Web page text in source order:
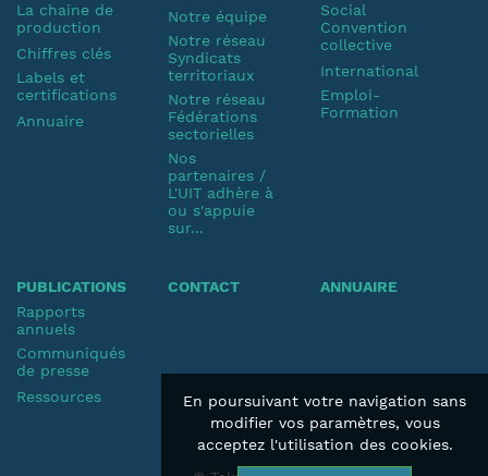
La chaine de
production
Chiffres clés
Labels et
certifications
Annuaire
Notre équipe
Notre réseau
Syndicats
territoriaux
Notre réseau
Fédérations
sectorielles
Nos
partenaires /
L'UIT adhère à
ou s'appuie
sur...
Social
Convention
collective
International
Emploi-
Formation
PUBLICATIONS
Rapports
annuels
Communiqués
de presse
Ressources
CONTACT ANNUAIRE
En poursuivant votre navigation sans
modifier vos paramètres, vous
acceptez l'utilisation des cookies.